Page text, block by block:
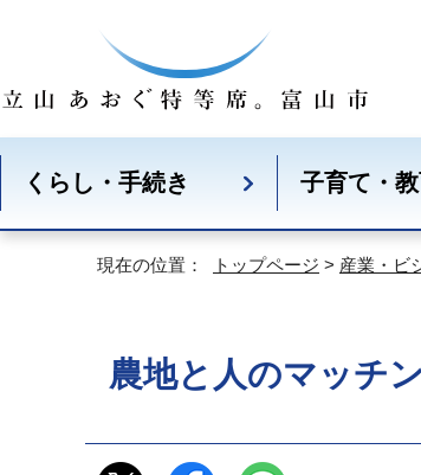
くらし・手続き 子育て・
現在の位置： トップページ > 産業・ビ
農地と人のマッチ